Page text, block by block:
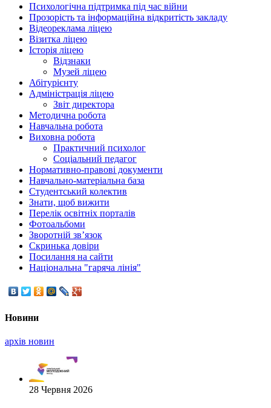
Психологічна підтримка під час війни
Прозорість та інформаційна відкритість закладу
Відеореклама ліцею
Візитка ліцею
Історія ліцею
Відзнаки
Музей ліцею
Абітурієнту
Адміністрація ліцею
Звіт директора
Методична робота
Навчальна робота
Виховна робота
Практичний психолог
Соціальний педагог
Нормативно-правові документи
Навчально-матеріальна база
Студентський колектив
Знати, щоб вижити
Перелік освітніх порталів
Фотоальбоми
Зворотній зв’язок
Скринька довіри
Посилання на сайти
Національна "гаряча лінія"
Новини
архiв новин
28 Червня 2026